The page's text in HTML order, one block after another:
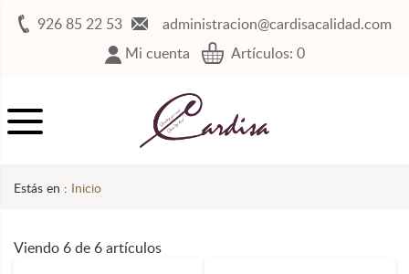
926 85 22 53
administracion@cardisacalidad.com
Mi cuenta
Artículos: 0
Estás en : Inicio
Viendo 6 de 6 artículos